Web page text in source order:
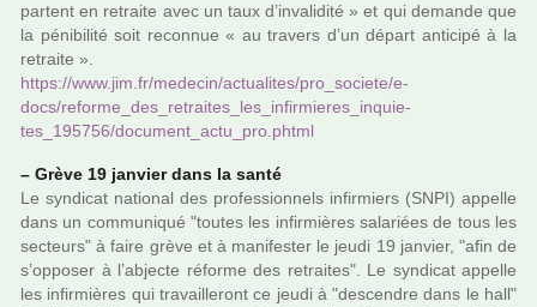
par­tent en retraite avec un taux d’inva­li­dité » et qui demande que
la péni­bi­lité soit reconnue « au tra­vers d’un départ anti­cipé à la
retraite ».
https://www.jim.fr/mede­cin/actua­li­tes/pro_societe/e-
docs/reforme_des_retrai­tes_les_infir­mie­res_inquie­
tes_195756/docu­ment_actu_pro.phtml
– Grève 19 jan­vier dans la santé
Le syn­di­cat natio­nal des pro­fes­sion­nels infir­miers (SNPI) appelle
dans un com­mu­ni­qué "toutes les infir­miè­res sala­riées de tous les
sec­teurs" à faire grève et à mani­fes­ter le jeudi 19 jan­vier, "afin de
s’oppo­ser à l’abjecte réforme des retrai­tes". Le syn­di­cat appelle
les infir­miè­res qui tra­vaille­ront ce jeudi à "des­cen­dre dans le hall"